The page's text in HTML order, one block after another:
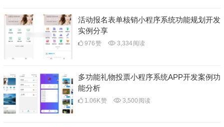
活动报名表单核销小程序系统功能规划开发
实例分享
976赞 3,334阅读
多功能礼物投票小程序系统APP开发案例功
能分析
1.06K赞 3,500 阅读